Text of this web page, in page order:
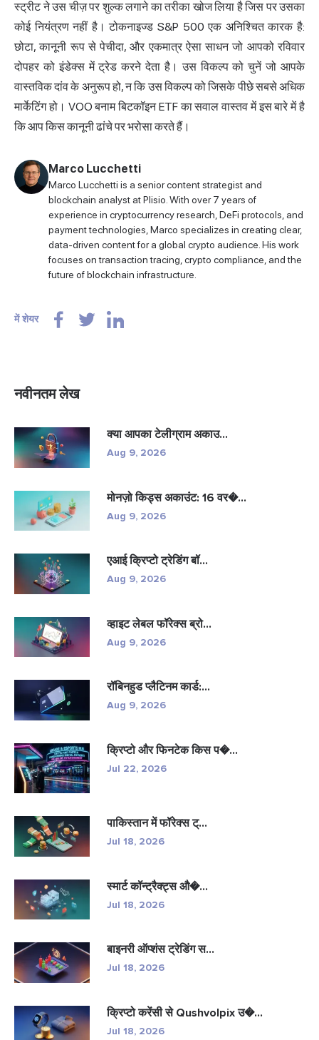
स्ट्रीट ने उस चीज़ पर शुल्क लगाने का तरीका खोज लिया है जिस पर उसका
कोई नियंत्रण नहीं है। टोकनाइज्ड S&P 500 एक अनिश्चित कारक है:
छोटा, कानूनी रूप से पेचीदा, और एकमात्र ऐसा साधन जो आपको रविवार
दोपहर को इंडेक्स में ट्रेड करने देता है। उस विकल्प को चुनें जो आपके
वास्तविक दांव के अनुरूप हो, न कि उस विकल्प को जिसके पीछे सबसे अधिक
मार्केटिंग हो। VOO बनाम बिटकॉइन ETF का सवाल वास्तव में इस बारे में है
कि आप किस कानूनी ढांचे पर भरोसा करते हैं।
Marco Lucchetti
Marco Lucchetti is a senior content strategist and
blockchain analyst at Plisio. With over 7 years of
experience in cryptocurrency research, DeFi protocols, and
payment technologies, Marco specializes in creating clear,
data-driven content for a global crypto audience. His work
focuses on transaction tracing, crypto compliance, and the
future of blockchain infrastructure.
में शेयर
नवीनतम लेख
क्या आपका टेलीग्राम अकाउ...
Aug 9, 2026
मोनज़ो किड्स अकाउंट: 16 वर�...
Aug 9, 2026
एआई क्रिप्टो ट्रेडिंग बॉ...
Aug 9, 2026
व्हाइट लेबल फॉरेक्स ब्रो...
Aug 9, 2026
रॉबिनहुड प्लैटिनम कार्ड:...
Aug 9, 2026
क्रिप्टो और फिनटेक किस प�...
Jul 22, 2026
पाकिस्तान में फॉरेक्स ट्...
Jul 18, 2026
स्मार्ट कॉन्ट्रैक्ट्स औ�...
Jul 18, 2026
बाइनरी ऑप्शंस ट्रेडिंग स...
Jul 18, 2026
क्रिप्टो करेंसी से Qushvolpix उ�...
Jul 18, 2026